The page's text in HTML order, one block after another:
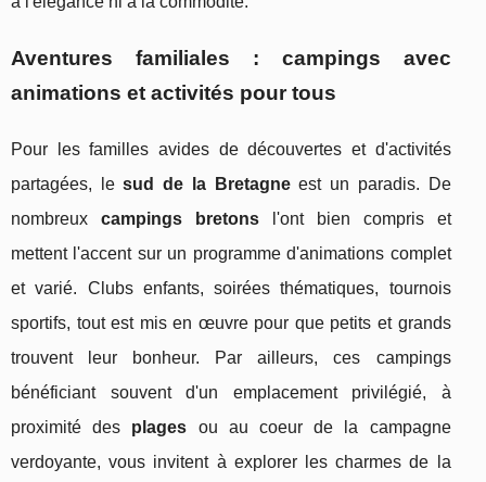
Aventures familiales : campings avec
animations et activités pour tous
Pour les familles avides de découvertes et d'activités
partagées, lesud de la Bretagneest un paradis. De
nombreux campings bretonsl'ont bien compris et
mettent l'accent sur un programme d'animations complet
et varié. Clubs enfants, soirées thématiques, tournois
sportifs, tout est mis en œuvre pour que petits et grands
trouvent leur bonheur. Par ailleurs, ces campings
bénéficiant souvent d'un emplacement privilégié, à
proximité des plages ou au coeur de la campagne
verdoyante, vous invitent à explorer les charmes de la